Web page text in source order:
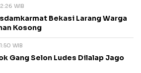
WIB
Bekasi Larang Warga
Kosong
WIB
Gang Selon Ludes Dilalap Jago